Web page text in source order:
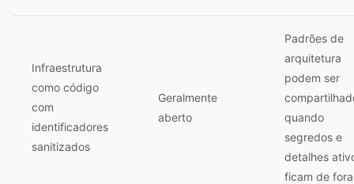
Infraestrutura
como código
com
identificadores
sanitizados
Geralmente
aberto
Padrões de
arquitetura
podem ser
quando
segredos e
detalhes
ficam de fora